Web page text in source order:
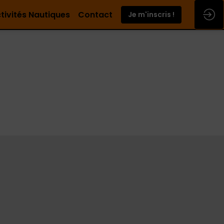
Nautiques Contact Je m'inscris !